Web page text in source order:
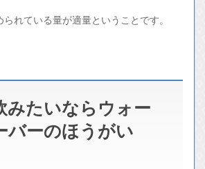
れている量が適量ということです。
みたいならウォー
バーのほうがい